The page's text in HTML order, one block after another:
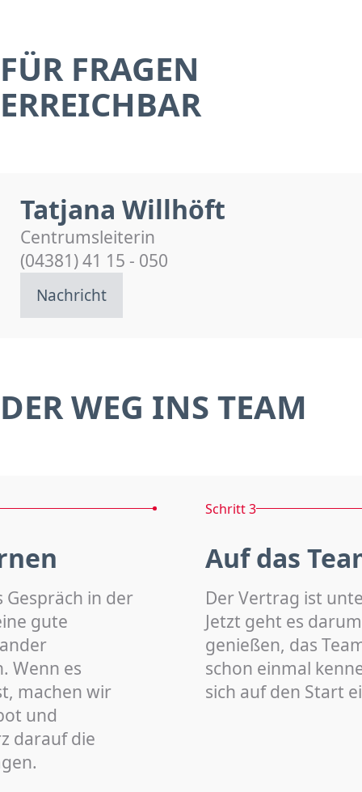
FÜR FRAGEN
ERREICHBAR
Tatjana Willhöft
Centrumsleiterin
(04381) 41 15 - 050
Nachricht
DER WEG INS TEAM
Gespräch in der
gute
Wenn es
machen wir
und
darauf die
Schritt 3
Auf das
Der Vertrag ist
Jetzt geht es
genießen, das
schon einmal
sich auf den Start